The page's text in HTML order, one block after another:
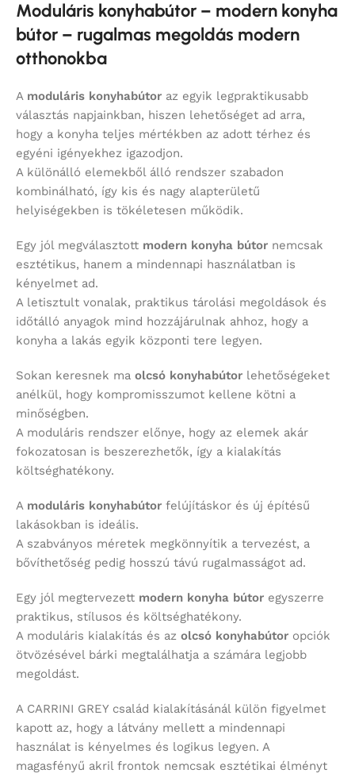
Moduláris konyhabútor – modern konyha
bútor – rugalmas megoldás modern
otthonokba
A moduláris konyhabútor az egyik legpraktikusabb
választás napjainkban, hiszen lehetőséget ad arra,
hogy a konyha teljes mértékben az adott térhez és
egyéni igényekhez igazodjon.
A különálló elemekből álló rendszer szabadon
kombinálható, így kis és nagy alapterületű
helyiségekben is tökéletesen működik.
Egy jól megválasztott modern konyha bútor nemcsak
esztétikus, hanem a mindennapi használatban is
kényelmet ad.
A letisztult vonalak, praktikus tárolási megoldások és
időtálló anyagok mind hozzájárulnak ahhoz, hogy a
konyha a lakás egyik központi tere legyen.
Sokan keresnek ma olcsó konyhabútor lehetőségeket
anélkül, hogy kompromisszumot kellene kötni a
minőségben.
A moduláris rendszer előnye, hogy az elemek akár
fokozatosan is beszerezhetők, így a kialakítás
költséghatékony.
A moduláris konyhabútor felújításkor és új építésű
lakásokban is ideális.
A szabványos méretek megkönnyítik a tervezést, a
bővíthetőség pedig hosszú távú rugalmasságot ad.
Egy jól megtervezett modern konyha bútor egyszerre
praktikus, stílusos és költséghatékony.
A moduláris kialakítás és az olcsó konyhabútor opciók
ötvözésével bárki megtalálhatja a számára legjobb
megoldást.
A CARRINI GREY család kialakításánál külön figyelmet
kapott az, hogy a látvány mellett a mindennapi
használat is kényelmes és logikus legyen. A
magasfényű akril frontok nemcsak esztétikai élményt